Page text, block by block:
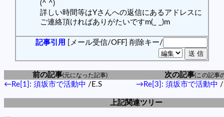
(^ ^)
詳しい時間等はYさんへの返信にあるアドレスに
ご連絡頂ければありがたいですm(_ _)m
記事引用 [メール受信/OFF] 削除キー/
前の記事(元になった記事) 次の記事(この記事
←Re[1]: 須坂市で活動中 /E.S →Re[3]: 須坂市で活動中 /
上記関連ツリー